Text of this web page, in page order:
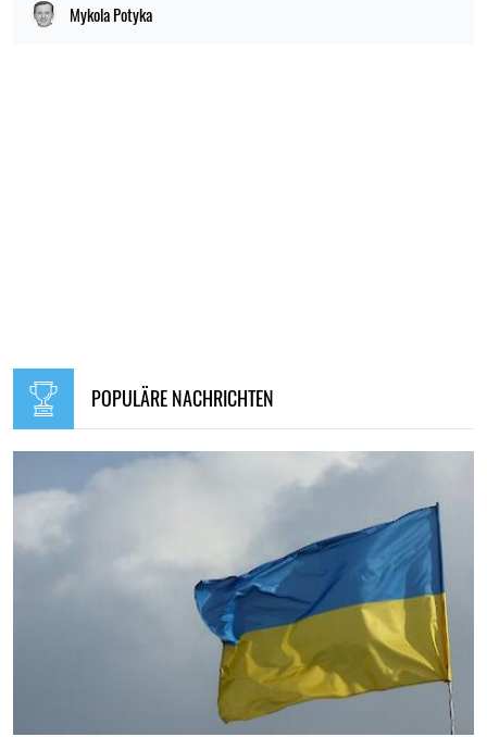
Mykola Potyka
POPULÄRE NACHRICHTEN